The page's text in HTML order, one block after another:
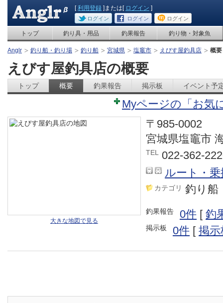
[利用登録 ]または[ ログイン ]
ログイン ログイン ログイン
トップ 釣り具・用品 釣果報告 釣り物・対象魚
Anglr 釣り船・釣り場 釣り船 宮城県 塩竈市 えびす屋釣具店 概要
えびす屋釣具店の概要
トップ 概要 釣果報告 掲示板 イベント予
Myページの「お気
大きな地図で見る
〒985-0002
宮城県塩竈市
TEL
022-362-
ルート・
カテゴリ 釣り船
釣果報告 0件 [ 釣
掲示板 0件 [ 掲